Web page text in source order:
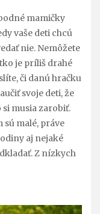
mamičky
vaše deti chcú
nie. Nemôžete
je príliš drahé
či danú hračku
svoje deti, že
si musia zarobiť.
sú malé, práve
aj nejaké
Z nízkych